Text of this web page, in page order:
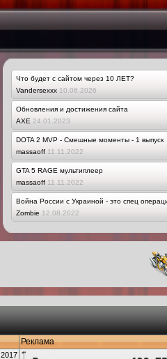
Что будет с сайтом через 10 ЛЕТ?
Vandersexxx 10.06.2026
Обновления и достижения сайта
AXE 24.01.2023
DOTA 2 MVP - Смешные моменты - 1 выпуск
massaoff 11.11.2022
GTA 5 RAGE мультиплеер
massaoff 11.11.2022
Война России с Украиной - это спец
Zombie 12.08.2022
Реклама